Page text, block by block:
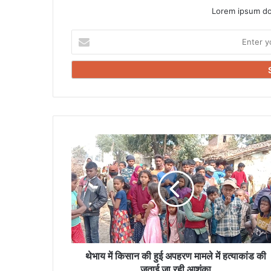
Lorem ipsum
your
Email
में
किसान
की
हुई
अपहरण
मामले
में
हत्याकांड
थेभाय में किसान की हुई अपहरण मामले में हत्याकांड की